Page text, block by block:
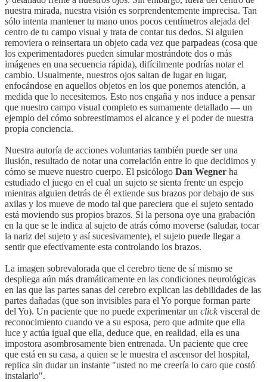
nuestra mirada, nuestra visión es sorprendentemente imprecisa. Tan
sólo intenta mantener tu mano unos pocos centímetros alejada del
centro de tu campo visual y trata de contar tus dedos. Si alguien
removiera o reinsertara un objeto cada vez que parpadeas (cosa que
los experimentadores pueden simular mostrándote dos o más
imágenes en una secuencia rápida), difícilmente podrías notar el
cambio. Usualmente, nuestros ojos saltan de lugar en lugar,
enfocándose en aquellos objetos en los que ponemos atención, a
medida que lo necesitemos. Esto nos engaña y nos induce a pensar
que nuestro campo visual completo es sumamente detallado — un
ejemplo del cómo sobreestimamos el alcance y el poder de nuestra
propia conciencia.
Nuestra autoría de acciones voluntarias también puede ser una
ilusión, resultado de notar una correlación entre lo que decidimos y
cómo se mueve nuestro cuerpo. El psicólogo Dan Wegner ha
estudiado el juego en el cual un sujeto se sienta frente un espejo
mientras alguien detrás de él extiende sus brazos por debajo de sus
axilas y los mueve de modo tal que pareciera que el sujeto sentado
está moviendo sus propios brazos. Si la persona oye una grabación
en la que se le indica al sujeto de atrás cómo moverse (saludar, tocar
la nariz del sujeto y así sucesivamente), el sujeto puede llegar a
sentir que efectivamente esta controlando los brazos.
La imagen sobrevalorada que el cerebro tiene de sí mismo se
despliega aún más dramáticamente en las condiciones neurológicas
en las que las partes sanas del cerebro explican las debilidades de las
partes dañadas (que son invisibles para el Yo porque forman parte
del Yo). Un paciente que no puede experimentar un clickvisceral de
reconocimiento cuando ve a su esposa, pero que admite que ella
luce y actúa igual que ella, deduce que, en realidad, ella es una
impostora asombrosamente bien entrenada. Un paciente que cree
que está en su casa, a quien se le muestra el ascensor del hospital,
replica sin dudar un instante "usted no me creería lo caro que costó
instalarlo".